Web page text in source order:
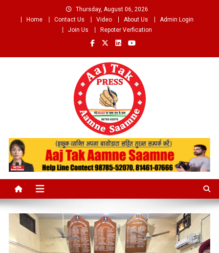
Thursday, August 06, 2026
Home
Contact Us Video About Us
Admin Login
Join Us
Repoter Verfication
Aaj Tak Aamne Saamne.com